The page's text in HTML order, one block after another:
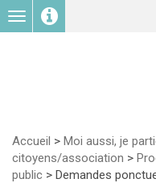
Toggle
navigation
Accueil > Moi aussi, je
citoyens/association >
public > Demandes